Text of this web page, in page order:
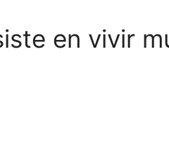
en vivir